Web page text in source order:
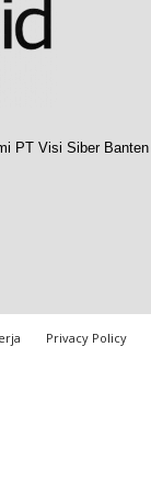
PT Visi Siber Banten
Privacy Policy